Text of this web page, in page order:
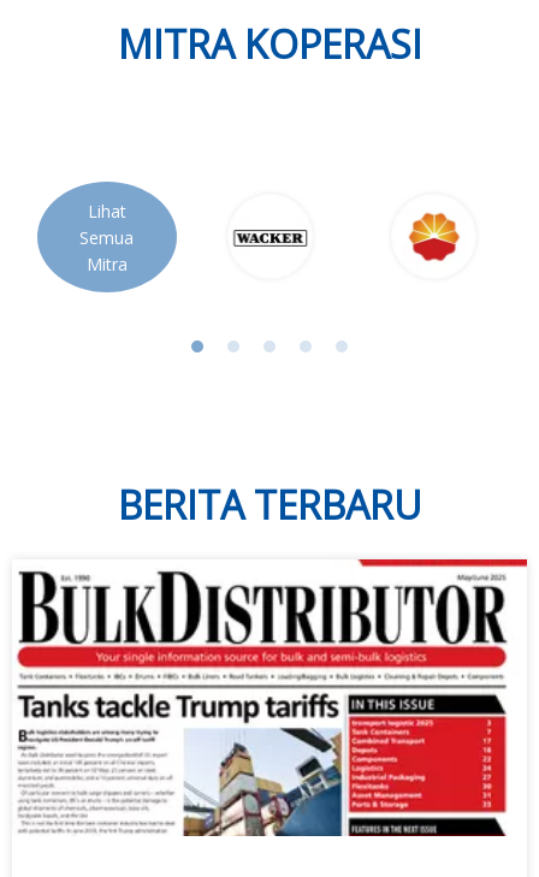
MITRA KOPERASI
Lihat
Semua
Mitra
BERITA TERBARU